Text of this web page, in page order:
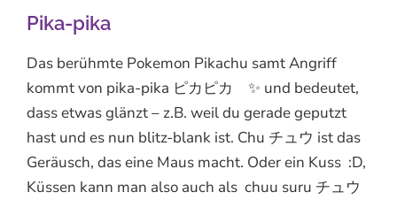
Pika-pika
Das berühmte Pokemon Pikachu samt Angriff
kommt von pika-pika ピカピカ ✨ und bedeutet,
dass etwas glänzt – z.B. weil du gerade geputzt
hast und es nun blitz-blank ist. Chu チュウ ist das
Geräusch, das eine Maus macht. Oder ein Kuss :D,
Küssen kann man also auch als chuu suru チュウ